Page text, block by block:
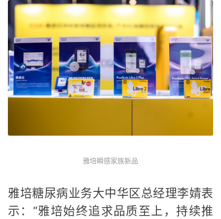
雅培瞬感家族新品
雅培糖尿病业务大中华区总经理李婧表
示：“雅培始终追求品质至上，持续推